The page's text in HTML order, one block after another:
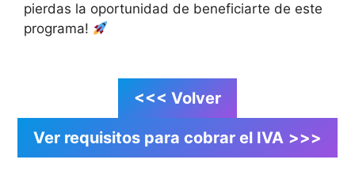
pierdas la oportunidad de beneficiarte de este
programa!
<<< Volver
Ver requisitos para cobrar el IVA >>>